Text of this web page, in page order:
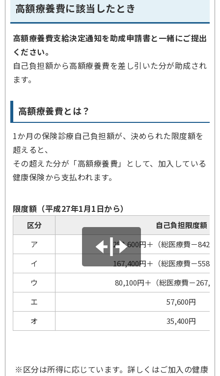
高額療養費に該当したとき
高額療養費支給決定通知を助成申請書と一緒にご提出
ください。
自己負担額から高額療養費を差し引いた分が助成され
ます。
高額療養費とは？
1か月の保険診療自己負担額が、決められた限度額を
超えると、
その超えた分が「高額療養費」として、加入している
健康保険から支払われます。
限度額（平成27年1月1日から）
区分
自己負担限度額
ア
252,600円＋（総医療費－
イ
167,400円＋（総医療費－
ウ
80,100円＋（総医療費－
エ
57,600円
オ
35,400円
※区分は所得に応じています。詳しくはご加入の健康